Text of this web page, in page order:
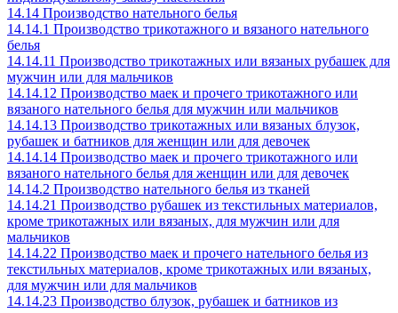
14.14 Производство нательного белья
14.14.1 Производство трикотажного и вязаного нательного
белья
14.14.11 Производство трикотажных или вязаных рубашек для
мужчин или для мальчиков
14.14.12 Производство маек и прочего трикотажного или
вязаного нательного белья для мужчин или мальчиков
14.14.13 Производство трикотажных или вязаных блузок,
рубашек и батников для женщин или для девочек
14.14.14 Производство маек и прочего трикотажного или
вязаного нательного белья для женщин или для девочек
14.14.2 Производство нательного белья из тканей
14.14.21 Производство рубашек из текстильных материалов,
кроме трикотажных или вязаных, для мужчин или для
мальчиков
14.14.22 Производство маек и прочего нательного белья из
текстильных материалов, кроме трикотажных или вязаных,
для мужчин или для мальчиков
14.14.23 Производство блузок, рубашек и батников из